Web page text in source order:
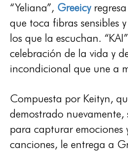
“Yeliana”, Greeicy
que toca fibras sensibles
los que la escuchan.
celebración de la vida y
incondicional que une a
Compuesta por Keityn,
demostrado nuevamente,
para capturar emociones
canciones, le entrega a